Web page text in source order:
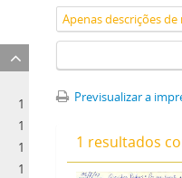
1
1
1
1
Apenas descrições
Previsualizar a
1 resultados